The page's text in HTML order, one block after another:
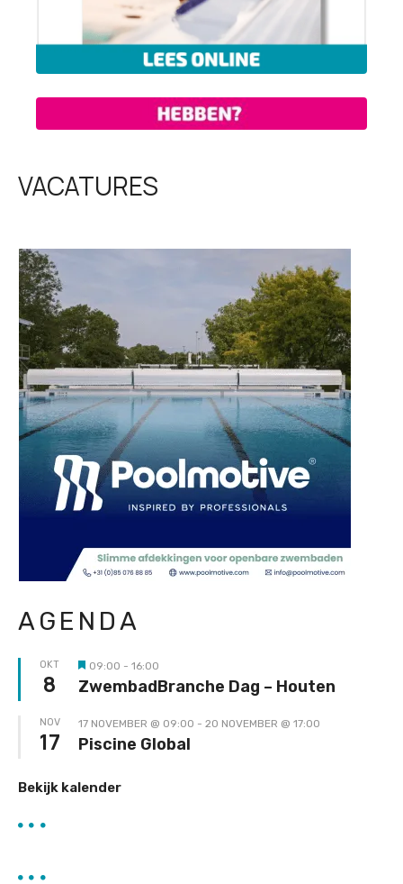
VACATURES
AGENDA
OKT
8 Uitgelicht
09:00 - 16:00
ZwembadBranche Dag – Houten
NOV
17
17 NOVEMBER @ 09:00 - 20 NOVEMBER @ 17:00
Piscine Global
Bekijk kalender